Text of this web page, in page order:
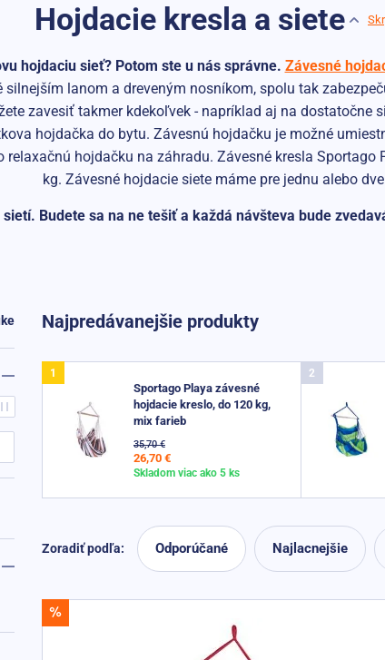
Hojdacie kresla a siete
hojdaciu sieť? Potom ste u nás správne. Závesné
lanom a dreveným nosníkom, spolu tak
zavesiť takmer kdekoľvek - napríklad aj na dostatočne
hojdačka do bytu. Závesnú hojdačku je možné
hojdačku na záhradu. Závesné kresla
kg. Závesné hojdacie siete máme pre jednu alebo
Budete sa na ne tešiť a každá návšteva bude
Najpredávanejšie produkty
Sportago Playa závesné
hojdacie kreslo, do 120 kg,
mix farieb
35,70 €
26,70 €
Skladom viac ako 5 ks
Zoradiť podľa: Odporúčané Najlacnejšie